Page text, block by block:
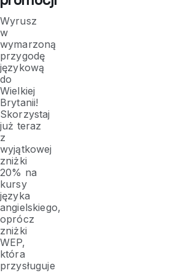
Wyrusz
w
wymarzoną
przygodę
językową
do
Wielkiej
Brytanii!
Skorzystaj
już teraz
z
wyjątkowej
zniżki
20% na
kursy
języka
angielskiego,
oprócz
zniżki
WEP,
która
przysługuje